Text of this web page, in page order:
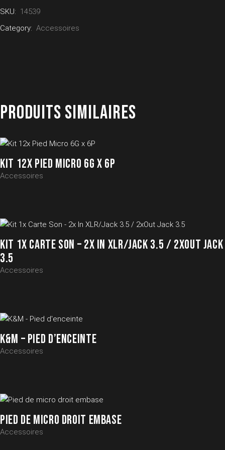
SKU: 14539
Category: Accessoires
PRODUITS SIMILAIRES
KIT 12X PIED MICRO 6G X 6P
Accessoires
KIT 1X CARTE SON – 2X IN XLR/JACK 3.5 / 2XOUT JACK
3.5
Accessoires
K&M – PIED D’ENCEINTE
Accessoires
PIED DE MICRO DROIT EMBASE
Accessoires